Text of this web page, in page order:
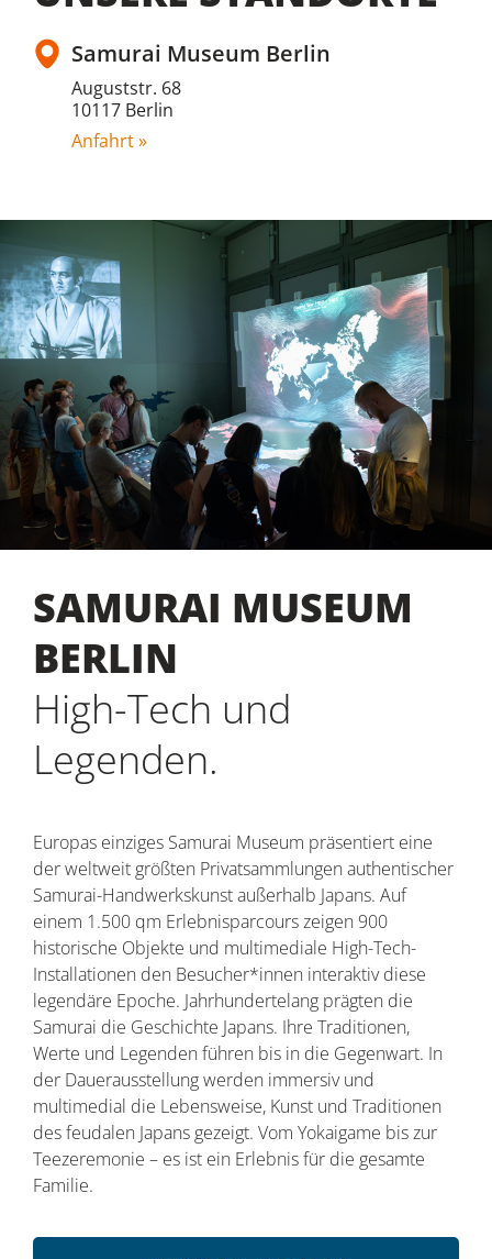
Samurai Museum Berlin
Auguststr. 68
10117 Berlin
Anfahrt »
SAMURAI MUSEUM
BERLIN
High-Tech und
Legenden.
Europas einziges Samurai Museum präsentiert eine
der weltweit größten Privatsammlungen authentischer
Samurai-Handwerkskunst außerhalb Japans. Auf
einem 1.500 qm Erlebnisparcours zeigen 900
historische Objekte und multimediale High-Tech-
Installationen den Besucher*innen interaktiv diese
legendäre Epoche. Jahrhundertelang prägten die
Samurai die Geschichte Japans. Ihre Traditionen,
Werte und Legenden führen bis in die Gegenwart. In
der Dauerausstellung werden immersiv und
multimedial die Lebensweise, Kunst und Traditionen
des feudalen Japans gezeigt. Vom Yokaigame bis zur
Teezeremonie – es ist ein Erlebnis für die gesamte
Familie.